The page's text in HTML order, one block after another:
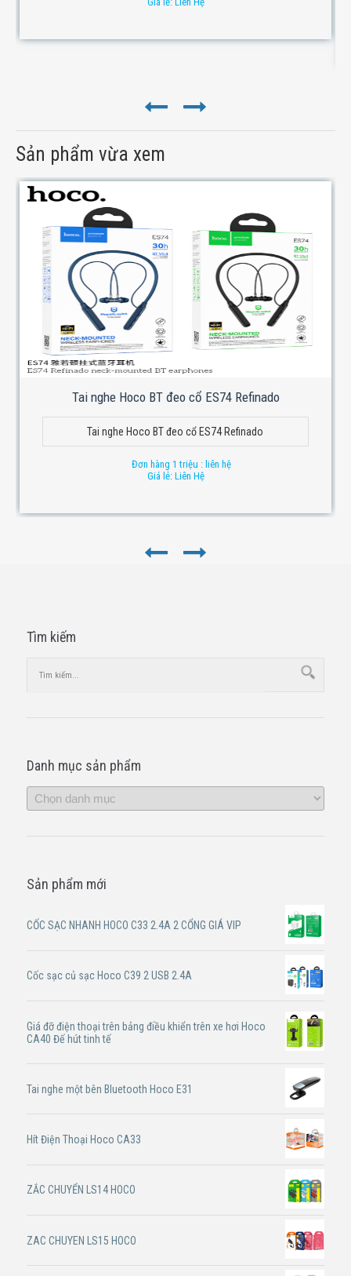
Sản phẩm vừa xem
Tai nghe Hoco BT đeo cổ ES74 Refinado
Tai nghe Hoco BT đeo cổ ES74 Refinado
Đơn hàng 1 triệu : liên hệ
Giá lẻ: Liên Hệ
Tìm kiếm
Danh mục sản phẩm
Sản phẩm mới
CỐC SẠC NHANH HOCO C33 2.4A 2 CỔNG GIÁ VIP
Cốc sạc củ sạc Hoco C39 2 USB 2.4A
Giá đỡ điện thoại trên bảng điều khiển trên xe hơi Hoco
CA40 Đế hút tinh tế
Tai nghe một bên Bluetooth Hoco E31
Hít Điện Thoại Hoco CA33
ZẮC CHUYỂN LS14 HOCO
ZAC CHUYEN LS15 HOCO